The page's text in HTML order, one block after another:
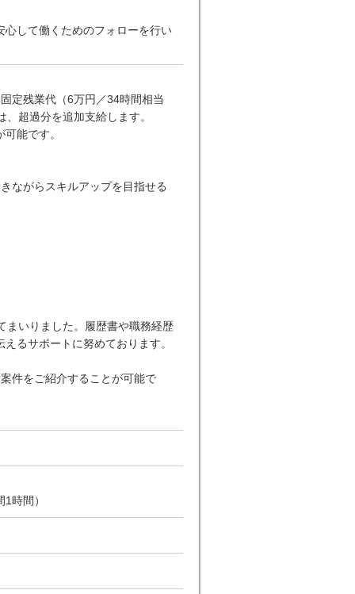
して働くためのフォローを行い
定残業代（6万円／34時間相当
超過分を追加支給します。
能です。
ながらスキルアップを目指せる
まいりました。履歴書や職務経歴
るサポートに努めております。
件をご紹介することが可能で
時間）